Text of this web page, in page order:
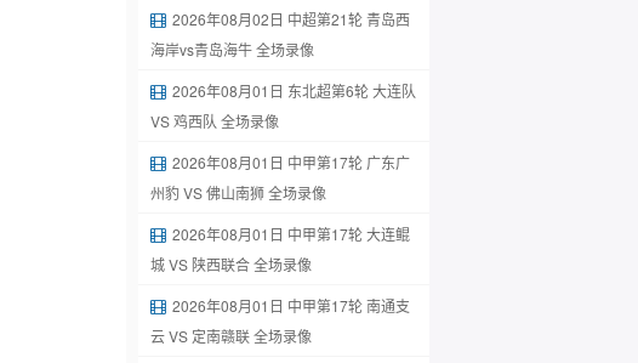
2026年08月02日 中超第21轮 青岛西
海岸vs青岛海牛 全场录像
2026年08月01日 东北超第6轮 大连队
VS 鸡西队 全场录像
2026年08月01日 中甲第17轮 广东广
州豹 VS 佛山南狮 全场录像
2026年08月01日 中甲第17轮 大连鲲
城 VS 陕西联合 全场录像
2026年08月01日 中甲第17轮 南通支
云 VS 定南赣联 全场录像